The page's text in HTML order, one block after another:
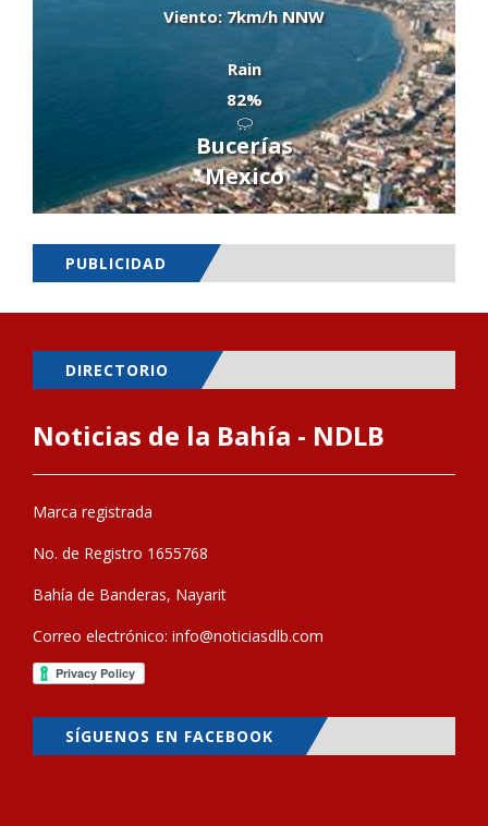
Viento: 7km/h NNW
Rain
82%
Bucerías
Mexico
PUBLICIDAD
DIRECTORIO
Noticias de la Bahía - NDLB
Marca registrada
No. de Registro 1655768
Bahía de Banderas, Nayarit
Correo electrónico: info@noticiasdlb.com
SÍGUENOS EN FACEBOOK